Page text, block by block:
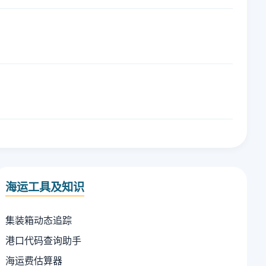
海运工具及知识
集装箱动态追踪
港口代码查询助手
海运费估算器